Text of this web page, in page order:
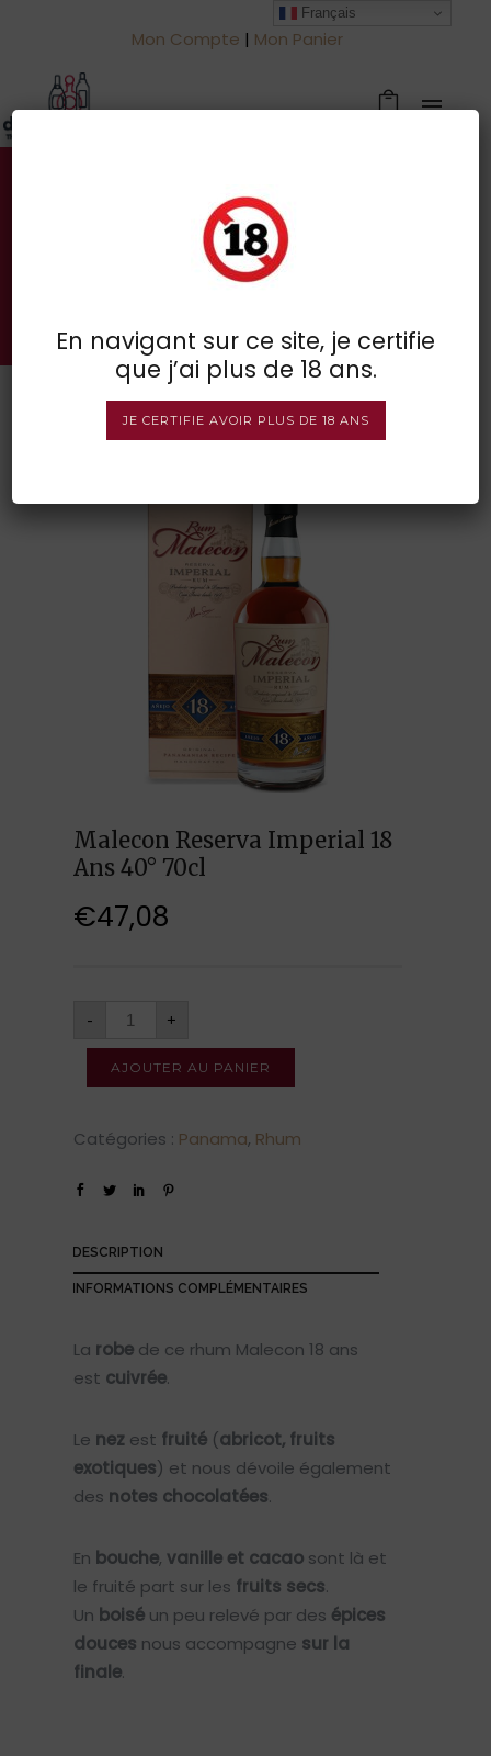
Mon Compte | Mon Panier
Votre spécialiste des vins à
BOUTIQUE EN LIGNE
Malecon Reserva Imperial 18
Ans 40° 70cl
€47,08
- +
AJOUTER AU PANIER
Catégories : Panama, Rhum
DESCRIPTION
INFORMATIONS COMPLÉMENTAIRES
La robede ce rhum Malecon 18 ans
est cuivrée.
Le nez est fruité(abricot, fruits
exotiques) et nous dévoile également
des notes chocolatées.
En bouche, vanille et cacaosont là et
le fruité part sur les fruits secs.
Un boiséun peu relevé par des épices
douces nous accompagne sur la
finale.
Français
En navigant sur ce site, je certifie
que j’ai plus de 18 ans.
JE CERTIFIE AVOIR PLUS DE 18 ANS